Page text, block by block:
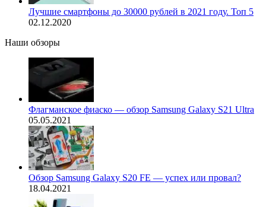
Лучшие смартфоны до 30000 рублей в 2021 году. Топ 5
02.12.2020
Наши обзоры
Флагманское фиаско — обзор Samsung Galaxy S21 Ultra
05.05.2021
Обзор Samsung Galaxy S20 FE — успех или провал?
18.04.2021